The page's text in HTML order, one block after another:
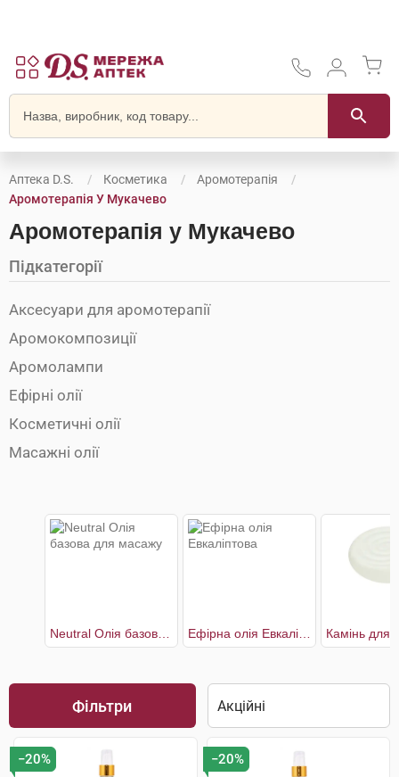
Аптека D.S. Косметика
Аромотерапія
Аромотерапія У Мукачево
Аромотерапія у Мукачево
Підкатегорії
Аксесуари для аромотерапії
Аромокомпозиції
Аромолампи
Ефірні олії
Косметичні олії
Масажні олії
Фільтри
−20% −20%